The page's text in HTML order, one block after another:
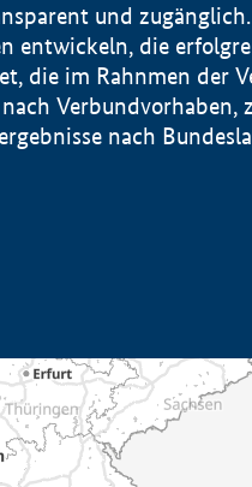
und
entwickeln, die
die im Rahnmen der
Verbundvorhaben,
nach